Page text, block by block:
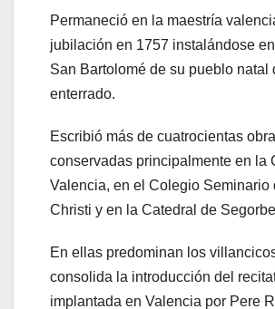
Permaneció en la maestría
jubilación en 1757 instalándose
San Bartolomé de su pueblo natal
enterrado.
Escribió más de cuatrocientas
conservadas principalmente en la
Valencia, en el Colegio Seminario
Christi y en la Catedral de
En ellas predominan los
consolida la introducción del
implantada en Valencia por Pere